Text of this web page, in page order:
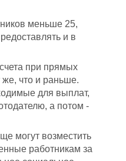
меньше 25,
и в
при прямых
что и раньше.
для выплат,
а потом -
могут возместить
работникам за